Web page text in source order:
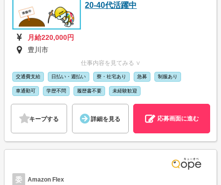
20-40代活躍中
月給220,000円
豊川市
仕事内容を見てみる ∨
交通費支給 日払い・週払い 寮・社宅あり 急募 制服あり
車通勤可 学歴不問 履歴書不要 未経験歓迎
キープする 詳細を見る 応募画面に進む
委 Amazon Flex